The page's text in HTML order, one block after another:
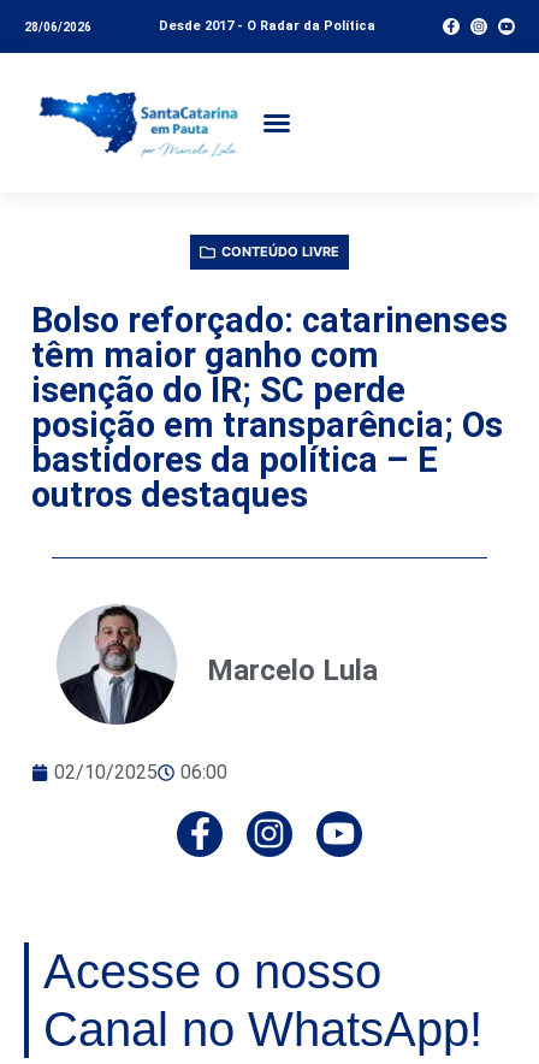
28/06/2026 Desde 2017 - O Radar da Política
CONTEÚDO LIVRE
Bolso reforçado: catarinenses
têm maior ganho com
isenção do IR; SC perde
posição em transparência; Os
bastidores da política – E
outros destaques
Marcelo Lula
02/10/2025 06:00
Acesse o nosso
Canal no WhatsApp!